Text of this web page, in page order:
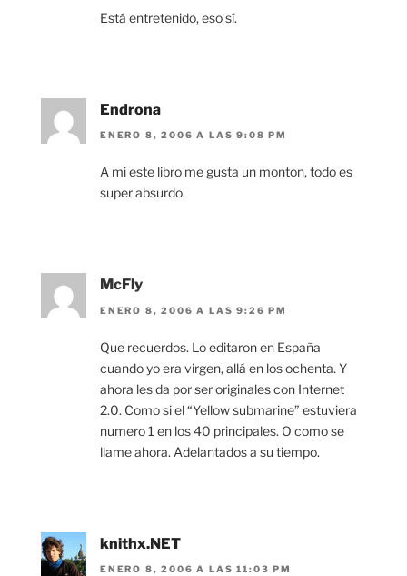
Está entretenido, eso sí.
Endrona
ENERO 8, 2006 A LAS 9:08 PM
A mi este libro me gusta un monton, todo es
super absurdo.
McFly
ENERO 8, 2006 A LAS 9:26 PM
Que recuerdos. Lo editaron en España
cuando yo era virgen, allá en los ochenta. Y
ahora les da por ser originales con Internet
2.0. Como si el “Yellow submarine” estuviera
numero 1 en los 40 principales. O como se
llame ahora. Adelantados a su tiempo.
knithx.NET
ENERO 8, 2006 A LAS 11:03 PM